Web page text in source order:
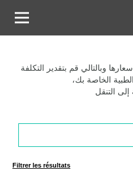
وبالتالي قم بتقدير التكلفة
الخاصة بك،
التنقل
Filtrer les résultats